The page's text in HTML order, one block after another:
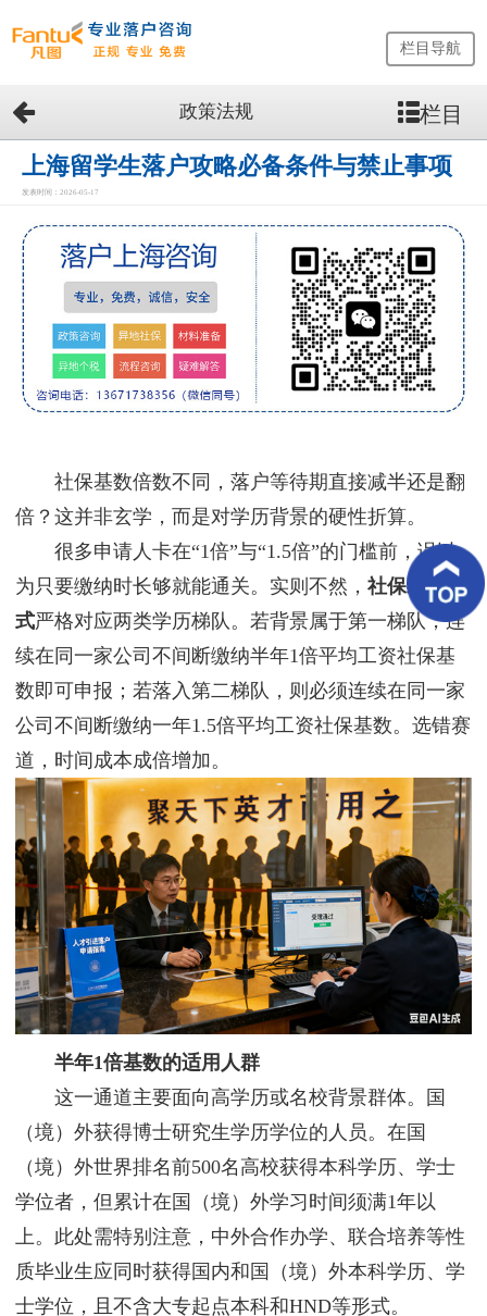
网
站
首
页
留
服
务
客
户
客
户
好
新
资
讯
联
系
我
们
栏目导航
政策法规 栏目
上海留学生落户攻略必备条件与禁止事项
发表时间：2026-05-17
社保基数倍数不同，落户等待期直接减半还是翻
倍？这并非玄学，而是对学历背景的硬性折算。
很多申请人卡在“1倍”与“1.5倍”的门槛前，误以
为只要缴纳时长够就能通关。实则不然， 社保缴纳方
式严格对应两类学历梯队。若背景属于第一梯队，连
续在同一家公司不间断缴纳半年1倍平均工资社保基
数即可申报；若落入第二梯队，则必须连续在同一家
公司不间断缴纳一年1.5倍平均工资社保基数。选错赛
道，时间成本成倍增加。
半年1倍基数的适用人群
这一通道主要面向高学历或名校背景群体。国
（境）外获得博士研究生学历学位的人员。在国
（境）外世界排名前500名高校获得本科学历、学士
学位者，但累计在国（境）外学习时间须满1年以
上。此处需特别注意，中外合作办学、联合培养等性
质毕业生应同时获得国内和国（境）外本科学历、学
士学位，且不含大专起点本科和HND等形式。